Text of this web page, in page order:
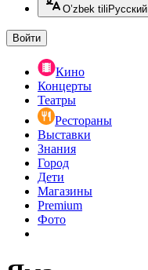
O’zbek tili Русский
Войти
Кино
Концерты
Театры
Рестораны
Выставки
Знания
Город
Дети
Магазины
Premium
Фото